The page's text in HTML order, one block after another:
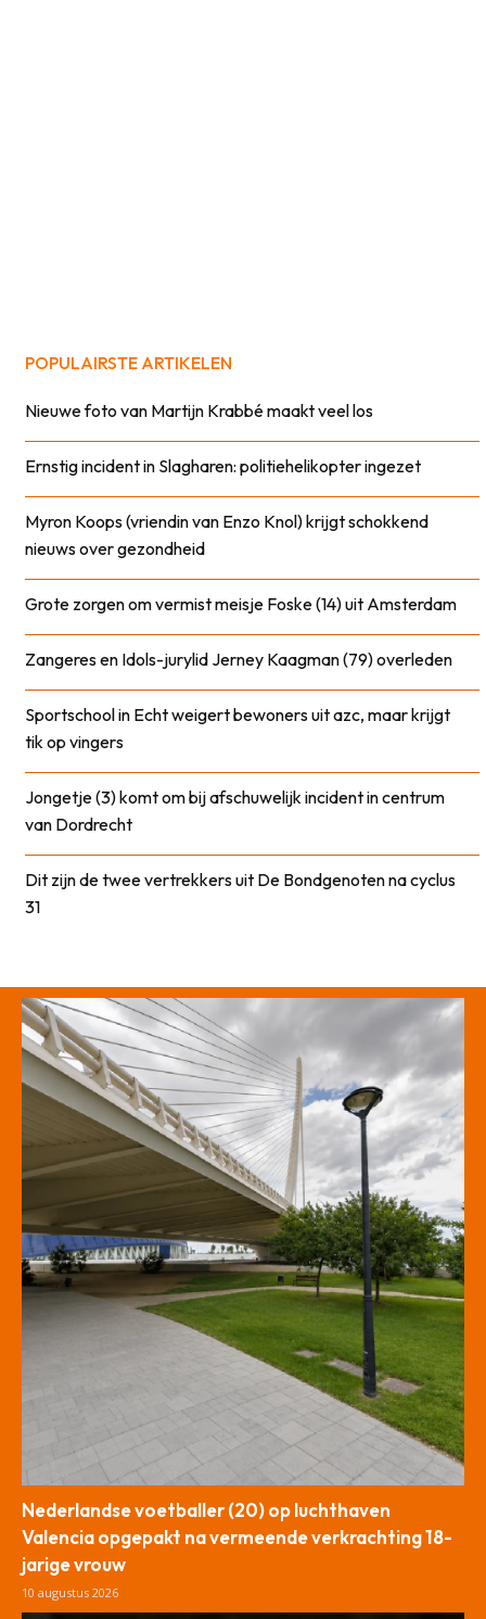
POPULAIRSTE ARTIKELEN
Nieuwe foto van Martijn Krabbé maakt veel los
Ernstig incident in Slagharen: politiehelikopter ingezet
Myron Koops (vriendin van Enzo Knol) krijgt schokkend
nieuws over gezondheid
Grote zorgen om vermist meisje Foske (14) uit Amsterdam
Zangeres en Idols-jurylid Jerney Kaagman (79) overleden
Sportschool in Echt weigert bewoners uit azc, maar krijgt
tik op vingers
Jongetje (3) komt om bij afschuwelijk incident in centrum
van Dordrecht
Dit zijn de twee vertrekkers uit De Bondgenoten na cyclus
31
Nederlandse voetballer (20) op luchthaven
Valencia opgepakt na vermeende verkrachting 18-
jarige vrouw
10 augustus 2026